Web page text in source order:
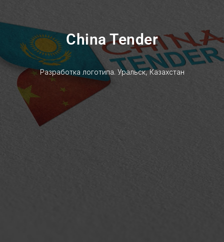
China Tender
Разработка логотипа. Уральск, Казахстан